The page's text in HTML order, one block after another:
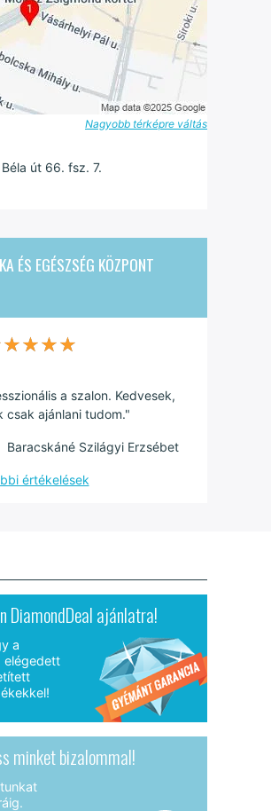
Nagyobb térképre váltás
út 66. fsz. 7.
ÉS EGÉSZSÉG KÖZPONT
a szalon. Kedvesek,
csak ajánlani tudom."
Baracskáné Szilágyi Erzsébet
értékelések
DiamondDeal ajánlatra!
a
elégedett
minket bizalommal!